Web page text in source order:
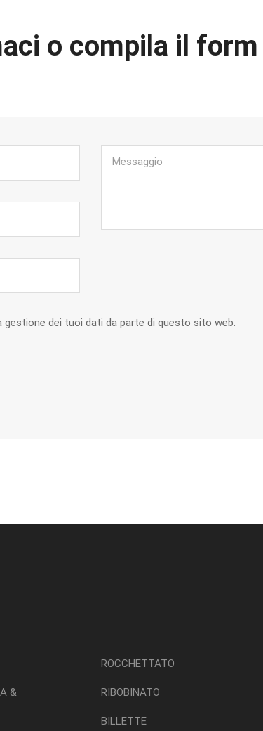
o compila il form
dei tuoi dati da parte di questo sito web.
ROCCHETTATO
&
RIBOBINATO
BILLETTE